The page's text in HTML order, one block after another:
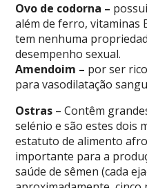
Ovo de codorna –
além de ferro, vitaminas
tem nenhuma
desempenho sexual.
Amendoim – por ser
para vasodilatação
Ostras – Contêm
selénio e são estes dois
estatuto de alimento
importante para a
saúde de sêmen (cada